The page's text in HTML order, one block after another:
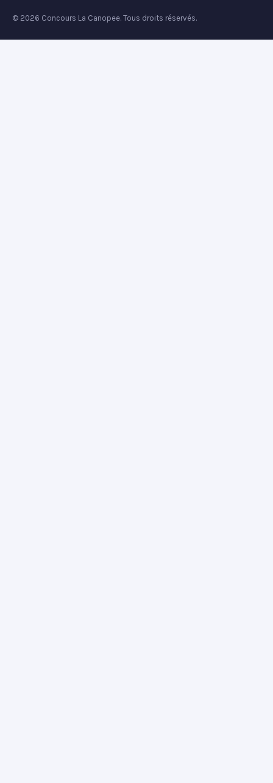
© 2026 Concours La Canopee. Tous droits réservés.